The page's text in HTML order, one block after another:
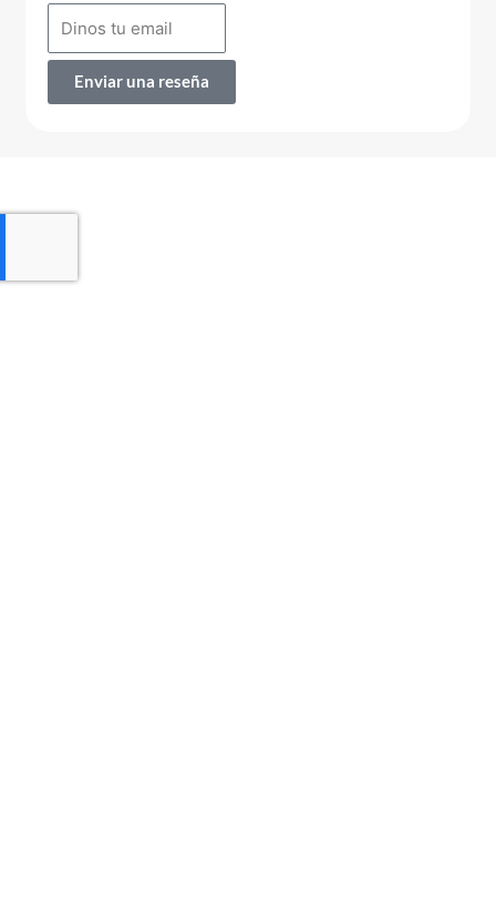
Enviar una reseña